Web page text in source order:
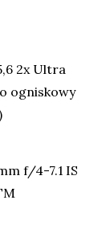
2x Ultra
ogniskowy
f/4-7.1 IS